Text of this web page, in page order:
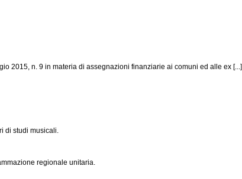
2015, n. 9 in materia di assegnazioni finanziarie ai comuni ed alle ex [...]
di studi musicali.
regionale unitaria.